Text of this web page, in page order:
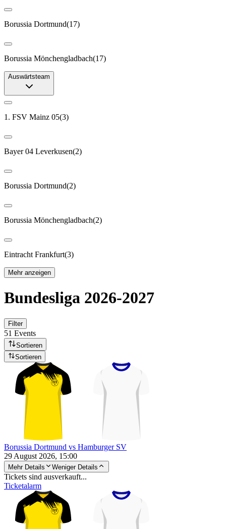
Borussia Dortmund(17)
Borussia Mönchengladbach(17)
Auswärtsteam
1. FSV Mainz 05(3)
Bayer 04 Leverkusen(2)
Borussia Dortmund(2)
Borussia Mönchengladbach(2)
Eintracht Frankfurt(3)
Mehr anzeigen
Bundesliga 2026-2027
Filter
51 Events
Sortieren
Sortieren
Borussia Dortmund vs Hamburger SV
29 August 2026, 15:00
Mehr Details Weniger Details
Tickets sind ausverkauft...
Ticketalarm